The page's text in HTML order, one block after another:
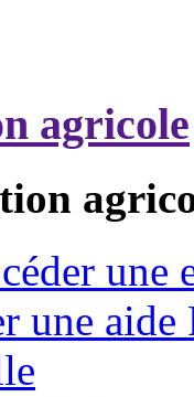
agricole
une
une